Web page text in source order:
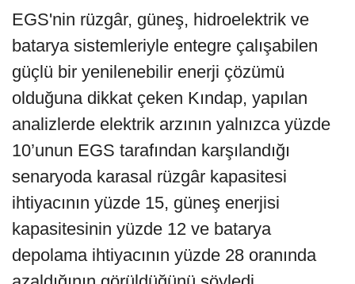
EGS'nin rüzgâr, güneş, hidroelektrik ve
batarya sistemleriyle entegre çalışabilen
güçlü bir yenilenebilir enerji çözümü
olduğuna dikkat çeken Kındap, yapılan
analizlerde elektrik arzının yalnızca yüzde
10’unun EGS tarafından karşılandığı
senaryoda karasal rüzgâr kapasitesi
ihtiyacının yüzde 15, güneş enerjisi
kapasitesinin yüzde 12 ve batarya
depolama ihtiyacının yüzde 28 oranında